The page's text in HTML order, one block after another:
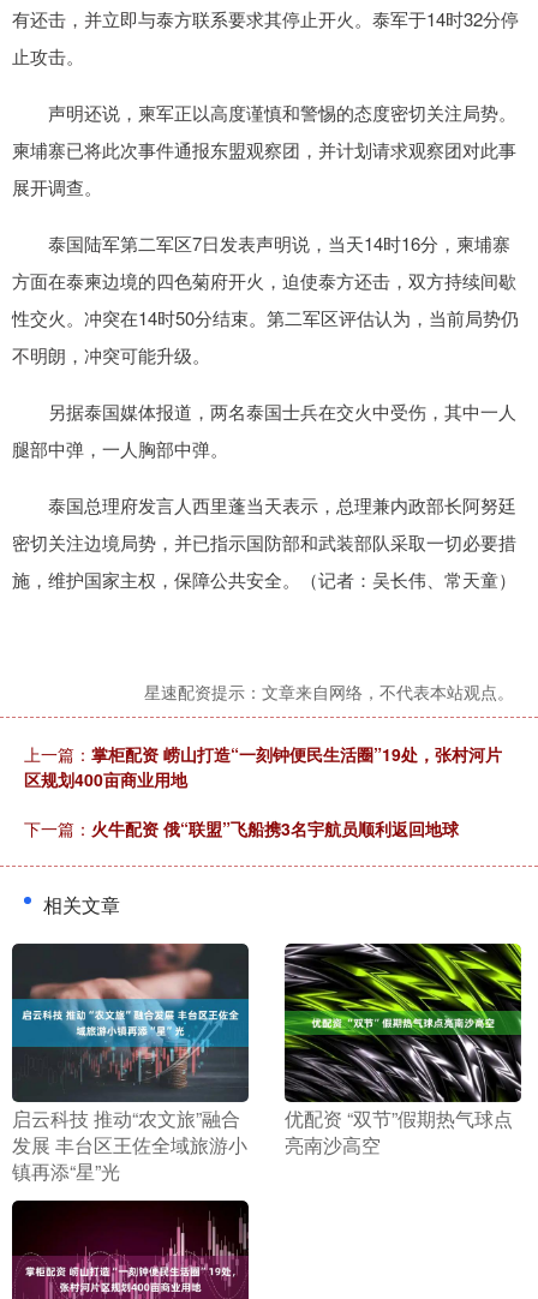
有还击，并立即与泰方联系要求其停止开火。泰军于14时32分停
止攻击。
声明还说，柬军正以高度谨慎和警惕的态度密切关注局势。
柬埔寨已将此次事件通报东盟观察团，并计划请求观察团对此事
展开调查。
泰国陆军第二军区7日发表声明说，当天14时16分，柬埔寨
方面在泰柬边境的四色菊府开火，迫使泰方还击，双方持续间歇
性交火。冲突在14时50分结束。第二军区评估认为，当前局势仍
不明朗，冲突可能升级。
另据泰国媒体报道，两名泰国士兵在交火中受伤，其中一人
腿部中弹，一人胸部中弹。
泰国总理府发言人西里蓬当天表示，总理兼内政部长阿努廷
密切关注边境局势，并已指示国防部和武装部队采取一切必要措
施，维护国家主权，保障公共安全。（记者：吴长伟、常天童）
星速配资提示：文章来自网络，不代表本站观点。
上一篇： 掌柜配资 崂山打造“一刻钟便民生活圈”19处，张村河片
区规划400亩商业用地
下一篇： 火牛配资 俄“联盟”飞船携3名宇航员顺利返回地球
相关文章
​启云科技 推动“农文旅”融合
发展 丰台区王佐全域旅游小
镇再添“星”光
​优配资 “双节”假期热气球点
亮南沙高空